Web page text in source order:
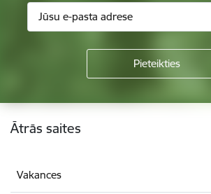
Kājene
Ātrās saites
Vakances